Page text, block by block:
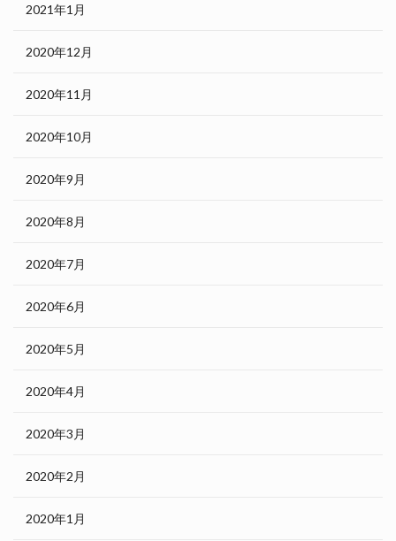
2021年1月
2020年12月
2020年11月
2020年10月
2020年9月
2020年8月
2020年7月
2020年6月
2020年5月
2020年4月
2020年3月
2020年2月
2020年1月